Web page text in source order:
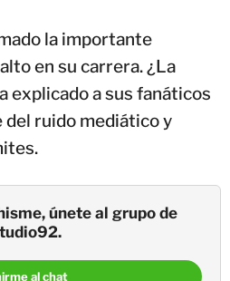
la importante
en su carrera. ¿La
explicado a sus fanáticos
del ruido mediático y
únete al grupo de
al chat